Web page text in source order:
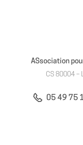
ASsociation
CS 80004 –
05 49 75